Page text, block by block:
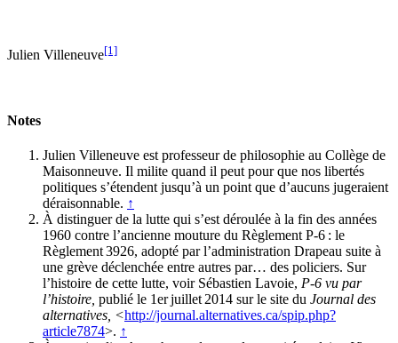
Julien Villeneuve[1]
Notes
Julien Villeneuve est professeur de philosophie au Collège de
Maisonneuve. Il milite quand il peut pour que nos libertés
politiques s’étendent jusqu’à un point que d’aucuns jugeraient
déraisonnable. ↑
À distinguer de la lutte qui s’est déroulée à la fin des années
1960 contre l’ancienne mouture du Règlement P-6 : le
Règlement 3926, adopté par l’administration Drapeau suite à
une grève déclenchée entre autres par… des policiers. Sur
l’histoire de cette lutte, voir Sébastien Lavoie, P-6 vu par
l’histoire, publié le 1er juillet 2014 sur le site du Journal des
alternatives, <http://journal.alternatives.ca/spip.php?
article7874>. ↑